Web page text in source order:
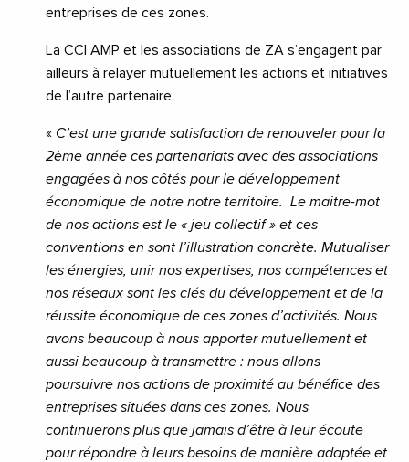
entreprises de ces zones.
La CCI AMP et les associations de ZA s’engagent par
ailleurs à relayer mutuellement les actions et initiatives
de l’autre partenaire.
« C’est une grande satisfaction de renouveler pour la
2ème année ces partenariats avec des associations
engagées à nos côtés pour le développement
économique de notre notre territoire. Le maitre-mot
de nos actions est le « jeu collectif » et ces
conventions en sont l’illustration concrète. Mutualiser
les énergies, unir nos expertises, nos compétences et
nos réseaux sont les clés du développement et de la
réussite économique de ces zones d’activités. Nous
avons beaucoup à nous apporter mutuellement et
aussi beaucoup à transmettre : nous allons
poursuivre nos actions de proximité au bénéfice des
entreprises situées dans ces zones. Nous
continuerons plus que jamais d’être à leur écoute
pour répondre à leurs besoins de manière adaptée et